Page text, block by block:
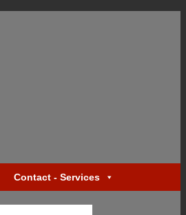
Contact - Services